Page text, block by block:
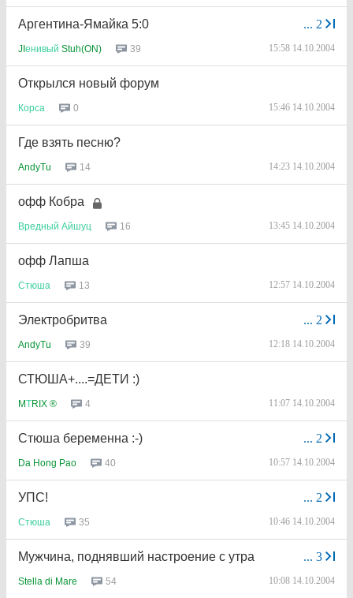
... 2
Аргентина-Ямайка 5:0
JI енивый Stuh(ON) 39 15:58 14.10.2004
Открылся новый форум
Корса 0 15:46 14.10.2004
Где взять песню?
AndyTu 14 14:23 14.10.2004
офф Кобра
Вредный Айшуц 16 13:45 14.10.2004
офф Лапша
Стюша 13 12:57 14.10.2004
... 2
Электробритва
AndyTu 39 12:18 14.10.2004
СТЮША+....=ДЕТИ :)
MТRIX ® 4 11:07 14.10.2004
... 2
Стюша беременна :-)
Da Hong Pao 40 10:57 14.10.2004
... 2
УПС!
Стюша 35 10:46 14.10.2004
... 3
Мужчина, поднявший настроение с утра
Stella di Mare 54 10:08 14.10.2004